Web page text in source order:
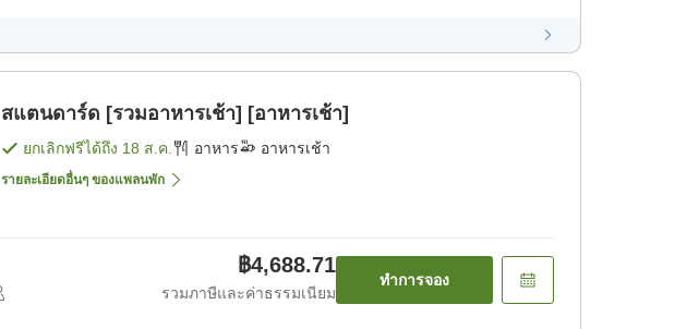
สแตนดาร์ด [รวมอาหารเช้า] [อาหารเช้า]
ยกเลิกฟรีได้ถึง 18 ส.ค. อาหาร อาหารเช้า
รายละเอียดอื่นๆ ของแพลนพัก
฿4,688.71
รวมภาษีและค่าธรรมเนียม
ทำการจอง